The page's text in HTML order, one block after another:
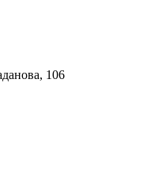
106